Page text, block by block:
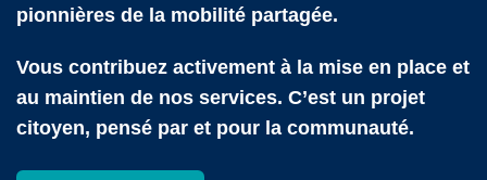
pionnières de la mobilité partagée.
Vous contribuez activement à la mise en place et
au maintien de nos services. C’est un projet
citoyen, pensé par et pour la communauté.